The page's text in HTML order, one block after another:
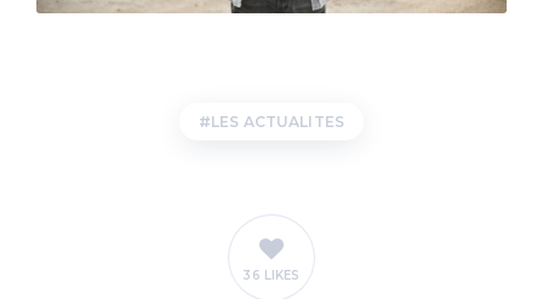
LES ACTUALITES
36 LIKES